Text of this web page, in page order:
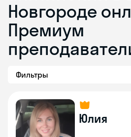
Новгороде
Премиум
Фильтры
Юлия